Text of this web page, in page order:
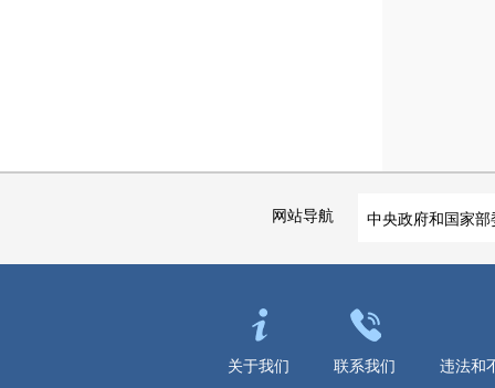
网站导航 中央政府和国家部
关于我们 联系我们 违法和